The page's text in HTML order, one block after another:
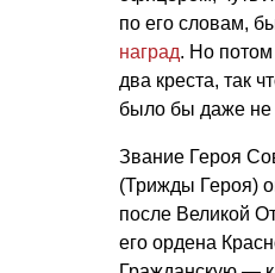
по его словам,
наград. Но
два креста, так
было бы даже не
Звание Героя
(Трижды Героя)
после Великой
его ордена